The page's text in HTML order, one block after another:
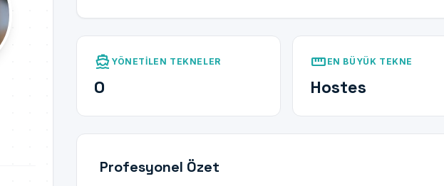
directions_boat YÖNETILEN TEKNELER
0
straighten EN BÜYÜK TEKNE
Hostes
Profesyonel Özet